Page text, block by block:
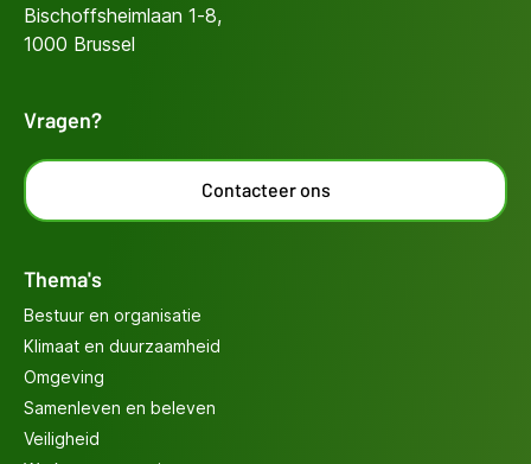
Bischoffsheimlaan 1-8,
1000 Brussel
Vragen?
Contacteer ons
Thema's
Bestuur en organisatie
Klimaat en duurzaamheid
Omgeving
Samenleven en beleven
Veiligheid